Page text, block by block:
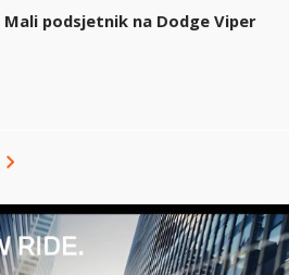
Mali podsjetnik na Dodge Viper